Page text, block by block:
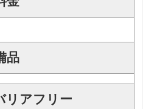
品
リアフリー